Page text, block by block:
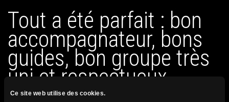
Ce site web utilise des cookies.
Tout a été parfait : bon
accompagnateur, bons
guides, bon groupe très
uni et respectueux…